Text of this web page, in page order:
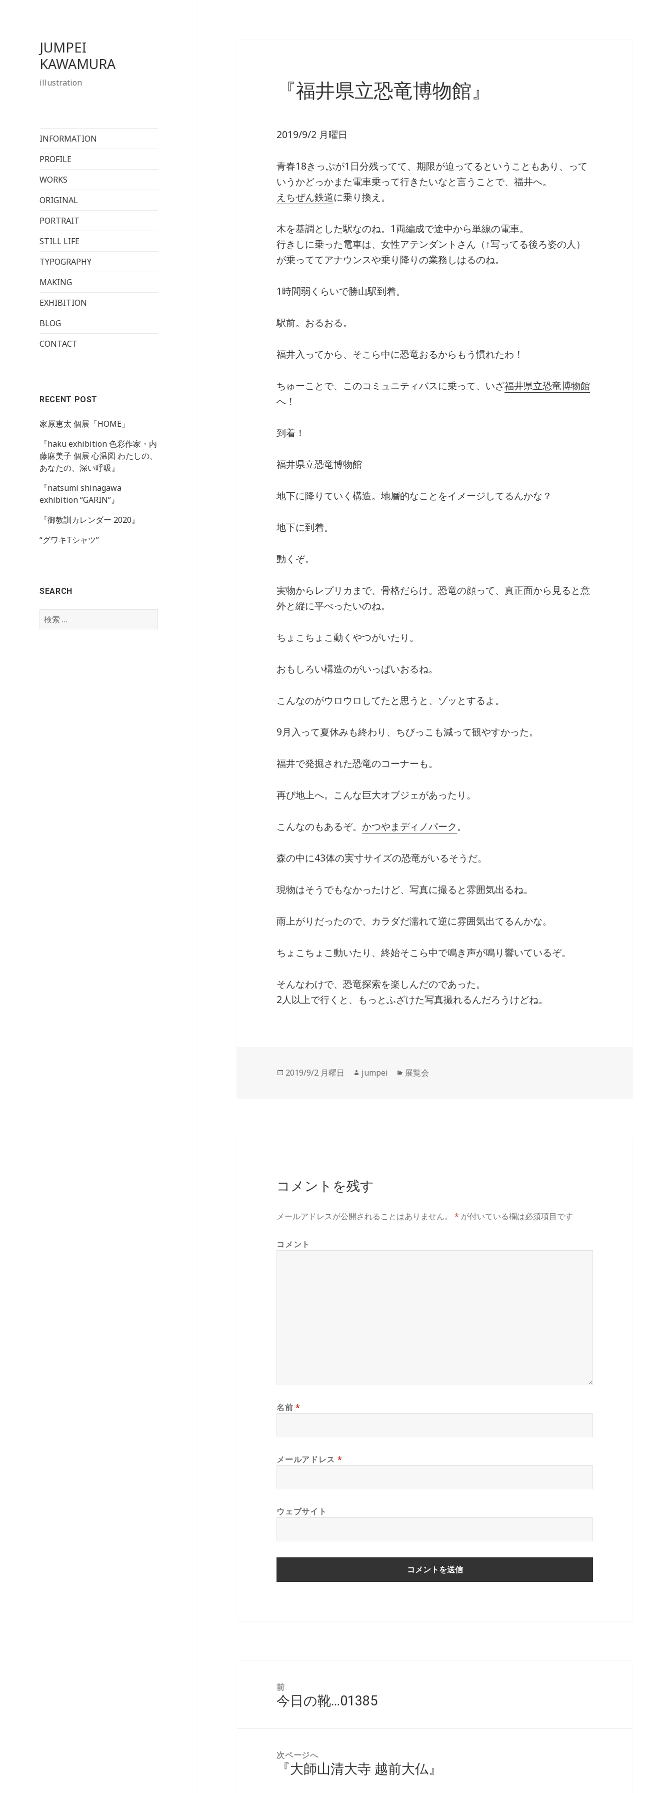
JUMPEI
KAWAMURA
illustration
INFORMATION
PROFILE
WORKS
ORIGINAL
PORTRAIT
STILL LIFE
TYPOGRAPHY
MAKING
EXHIBITION
BLOG
CONTACT
RECENT POST
家原恵太 個展「HOME‬」
『haku exhibition 色彩作家・内
藤麻美子 個展 心温図 わたしの、
あなたの、深い呼吸』
『natsumi shinagawa
exhibition “GARIN”』
『御教訓カレンダー 2020』
“グワキTシャツ”
SEARCH
検
索
『福井県立恐竜博物館』
2019/9/2 月曜日
青春18きっぷが1日分残ってて、期限が迫ってるということもあり、って
いうかどっかまた電車乗って行きたいなと言うことで、福井へ。
えちぜん鉄道に乗り換え。
木を基調とした駅なのね。1両編成で途中から単線の電車。
行きしに乗った電車は、女性アテンダントさん（↑写ってる後ろ姿の人）
が乗っててアナウンスや乗り降りの業務しはるのね。
1時間弱くらいで勝山駅到着。
駅前。おるおる。
福井入ってから、そこら中に恐竜おるからもう慣れたわ！
ちゅーことで、このコミュニティバスに乗って、いざ福井県立恐竜博物館
へ！
到着！
福井県立恐竜博物館
地下に降りていく構造。地層的なことをイメージしてるんかな？
地下に到着。
動くぞ。
実物からレプリカまで、骨格だらけ。恐竜の顔って、真正面から見ると意
外と縦に平べったいのね。
ちょこちょこ動くやつがいたり。
おもしろい構造のがいっぱいおるね。
こんなのがウロウロしてたと思うと、ゾッとするよ。
9月入って夏休みも終わり、ちびっこも減って観やすかった。
福井で発掘された恐竜のコーナーも。
再び地上へ。こんな巨大オブジェがあったり。
こんなのもあるぞ。 かつやまディノパーク。
森の中に43体の実寸サイズの恐竜がいるそうだ。
現物はそうでもなかったけど、写真に撮ると雰囲気出るね。
雨上がりだったので、カラダだ濡れて逆に雰囲気出てるんかな。
ちょこちょこ動いたり、終始そこら中で鳴き声が鳴り響いているぞ。
そんなわけで、恐竜探索を楽しんだのであった。
2人以上で行くと、もっとふざけた写真撮れるんだろうけどね。
投
2019/9/2 月曜日
作
jumpei
カ
展覧会
コメントを残す
メールアドレスが公開されることはありません。 * が付いている欄は必須項目です
コメント
名前*
メールアドレス *
ウェブサイト
前
前
今日の靴…01385
次ページへ
次『大師山清大寺 越前大仏』